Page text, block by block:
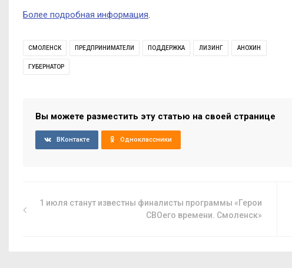
Более подробная информация.
СМОЛЕНСК ПРЕДПРИНИМАТЕЛИ ПОДДЕРЖКА ЛИЗИНГ АНОХИН
ГУБЕРНАТОР
Вы можете разместить эту статью на своей странице
ВКонтакте Одноклассники
1 июля станут известны финалисты программы «Герои
СВОего времени. Смоленск»